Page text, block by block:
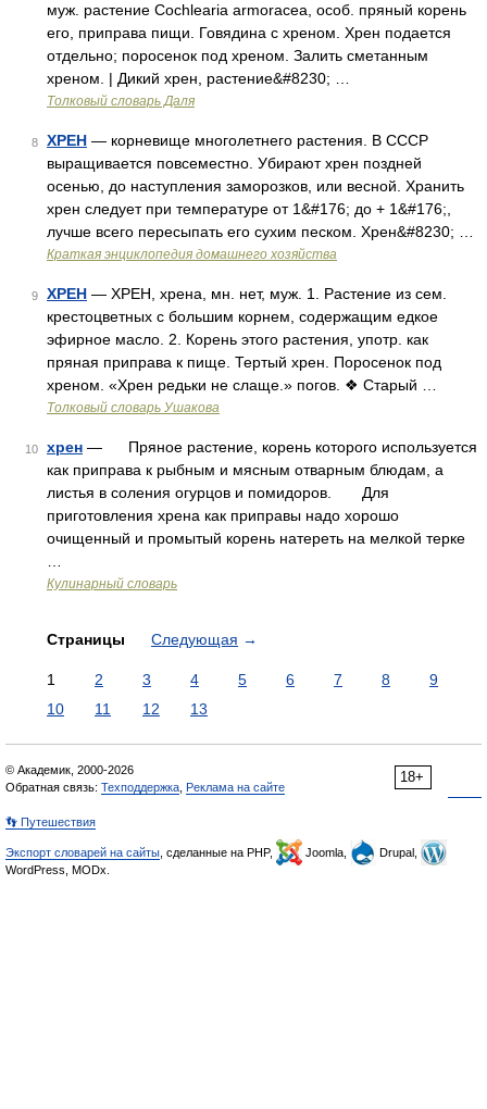
муж. растение Cochlearia armoracea, особ. пряный корень
его, приправа пищи. Говядина с хреном. Хрен подается
отдельно; поросенок под хреном. Залить сметанным
хреном. | Дикий хрен, растение&#8230; …
Толковый словарь Даля
8 ХРЕН — корневище многолетнего растения. В СССР
выращивается повсеместно. Убирают хрен поздней
осенью, до наступления заморозков, или весной. Хранить
хрен следует при температуре от 1&#176; до + 1&#176;,
лучше всего пересыпать его сухим песком. Хрен&#8230; …
Краткая энциклопедия домашнего хозяйства
9 ХРЕН — ХРЕН, хрена, мн. нет, муж. 1. Растение из сем.
крестоцветных с большим корнем, содержащим едкое
эфирное масло. 2. Корень этого растения, употр. как
пряная приправа к пище. Тертый хрен. Поросенок под
хреном. «Хрен редьки не слаще.» погов. ❖ Старый …
Толковый словарь Ушакова
10 хрен — Пряное растение, корень которого используется
как приправа к рыбным и мясным отварным блюдам, а
листья в соления огурцов и помидоров. Для
приготовления хрена как приправы надо хорошо
очищенный и промытый корень натереть на мелкой терке
Кулинарный словарь
Страницы Следующая →
1 2 3 4 5 6 7 8
9
10
11 12 13
18+
© Академик, 2000-2026
Обратная связь: Техподдержка Реклама на сайте
👣 Путешествия
Экспорт словарей на сайты , сделанные на PHP, Joomla,
Drupal,
WordPress, MODx.